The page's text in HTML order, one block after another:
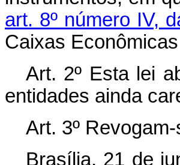
art. 8º número IV,
Caixas
Art. 2º Esta lei
entidades ainda
Art. 3º
Brasília, 21 de